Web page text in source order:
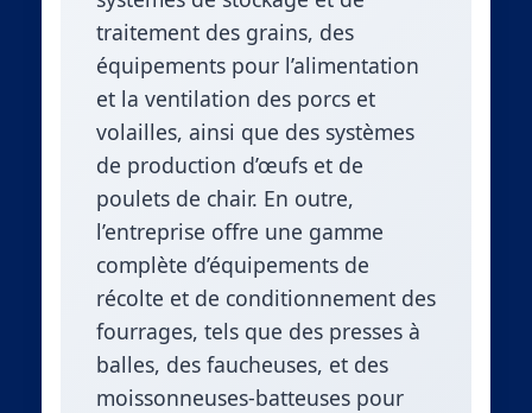
traitement des grains, des
équipements pour l’alimentation
et la ventilation des porcs et
volailles, ainsi que des systèmes
de production d’œufs et de
poulets de chair. En outre,
l’entreprise offre une gamme
complète d’équipements de
récolte et de conditionnement des
fourrages, tels que des presses à
balles, des faucheuses, et des
moissonneuses-batteuses pour